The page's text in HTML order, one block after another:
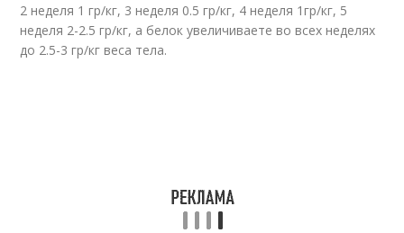
2 неделя 1 гр/кг, 3 неделя 0.5 гр/кг, 4 неделя 1гр/кг, 5
неделя 2-2.5 гр/кг, а белок увеличиваете во всех неделях
до 2.5-3 гр/кг веса тела.